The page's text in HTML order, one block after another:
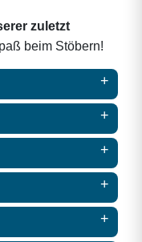
zuletzt
beim Stöbern!